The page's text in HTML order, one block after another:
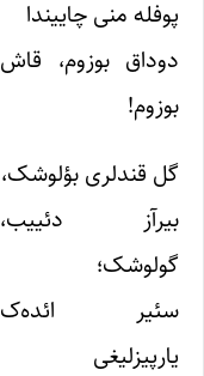
پوفله منی چاییندا
دوداق بوزوم، قاش
بوزوم!
گل قندلری بؤلوشک،
بیرآز دئییب،
گولوشک؛
سئیر ائده‌ک
یارپیزلیغی